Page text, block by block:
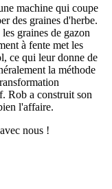
machine qui coupe
des graines d'herbe.
graines de gazon
à fente met les
ce qui leur donne de
la méthode
Rob a construit son
l'affaire.
nous !